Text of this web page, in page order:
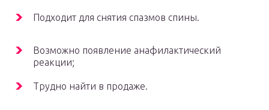
Подходит для снятия спазмов спины.
Возможно появление анафилактический
реакции;
Трудно найти в продаже.